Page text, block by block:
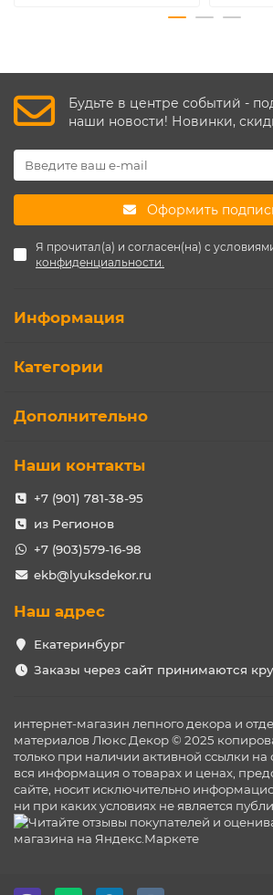
Будьте в центре событий -
наши новости! Новинки,
Оформить
Я прочитал(а) и согласен(на) с
конфиденциальности.
Информация
Категории
Дополнительно
Наши контакты
+7 (901) 781-38-95
из Регионов
+7 (903)579-16-98
ekb@lyuksdekor.ru
Наш адрес
Екатеринбург
Заказы через сайт принимаются
интернет-магазин лепного декора и
материалов Люкс Декор © 2025
только при наличии активной ссылки на
вся информация о товарах и ценах,
сайте, носит исключительно
ни при каких условиях не является